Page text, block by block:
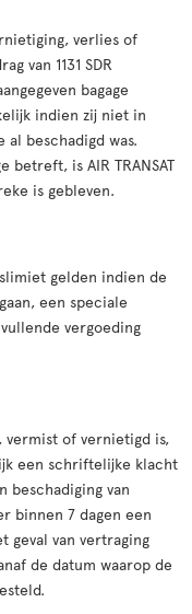
verlies of
van 1131 SDR
bagage
indien zij niet in
al beschadigd was.
betreft, is AIR TRANSAT
is gebleven.
gelden indien de
een speciale
vergoeding
vermist of vernietigd is,
een schriftelijke klacht
beschadiging van
binnen 7 dagen een
van vertraging
de datum waarop de